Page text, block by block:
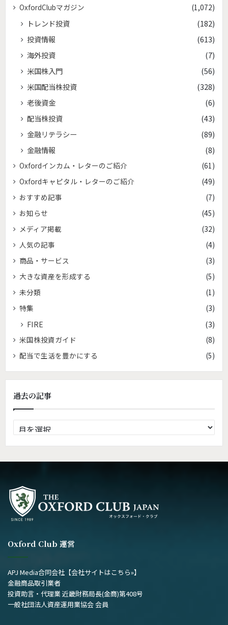
OxfordClubマガジン (1,072)
トレンド投資
(182)
投資情報
(613)
海外投資
(7)
米国株入門
(56)
米国配当株投資
(328)
老後資金
(6)
配当株投資
(43)
金融リテラシー
(89)
金融情報
(8)
Oxfordインカム・レターのご紹介
(61)
Oxfordキャピタル・レターのご紹介
(49)
おすすめ記事
(7)
お知らせ
(45)
メディア掲載
(32)
人気の記事
(4)
商品・サービス
(3)
大きな資産を形成する
(5)
未分類
(1)
特集
(3)
FIRE (3)
米国株投資ガイド
(8)
配当で生活を豊かにする
(5)
過去の記事
去
の
Oxford Club 運営
APJ Media合同会社 【会社サイトはこちら»】
金融商品取引業者
投資助言・代理業 近畿財務局長(金商)第408号
一般社団法人資産運用業協会 会員